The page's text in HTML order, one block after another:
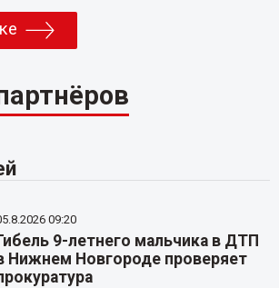
09:20
9-летнего мальчика в ДТП
Нижнем Новгороде проверяет